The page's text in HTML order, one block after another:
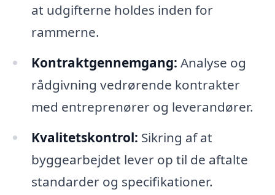
at udgifterne holdes inden for
rammerne.
Kontraktgennemgang: Analyse og
rådgivning vedrørende kontrakter
med entreprenører og leverandører.
Kvalitetskontrol: Sikring af at
byggearbejdet lever op til de aftalte
standarder og specifikationer.